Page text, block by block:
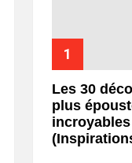
Les 30
plus